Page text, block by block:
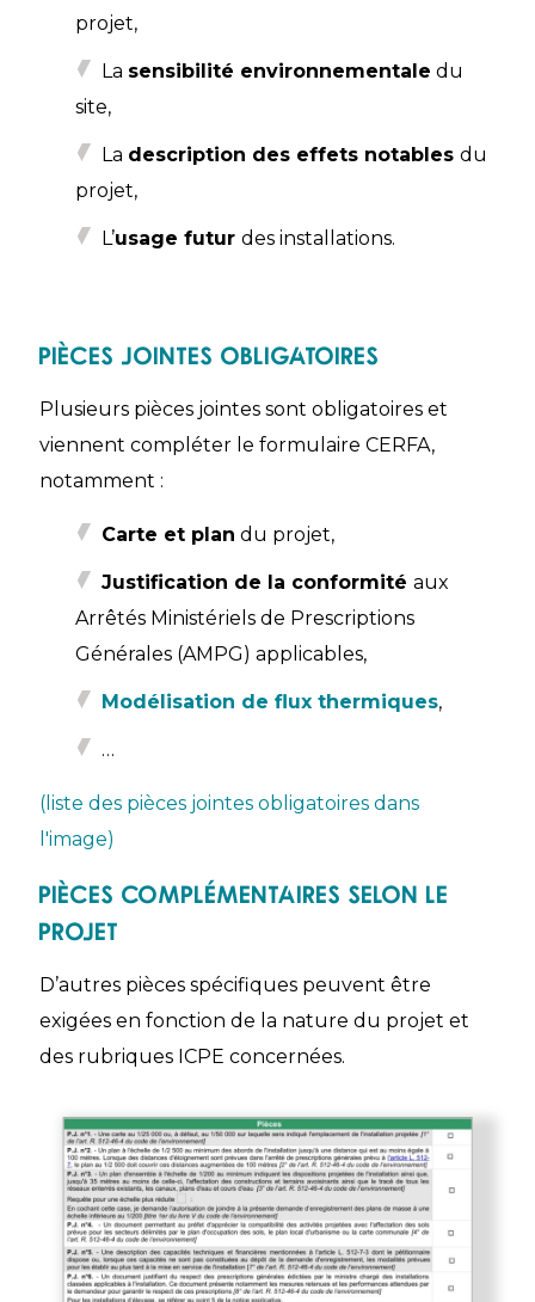
projet,
La sensibilité environnementale du
site,
La description des effets notables du
projet,
L’usage futur des installations.
Pièces jointes obligatoires
Plusieurs pièces jointes sont obligatoires et
viennent compléter le formulaire CERFA,
notamment :
Carte et plan du projet,
Justification de la conformité aux
Arrêtés Ministériels de Prescriptions
Générales (AMPG) applicables,
Modélisation de flux thermiques,
…
(liste des pièces jointes obligatoires dans
l'image)
Pièces complémentaires selon le
projet
D’autres pièces spécifiques peuvent être
exigées en fonction de la nature du projet et
des rubriques ICPE concernées.